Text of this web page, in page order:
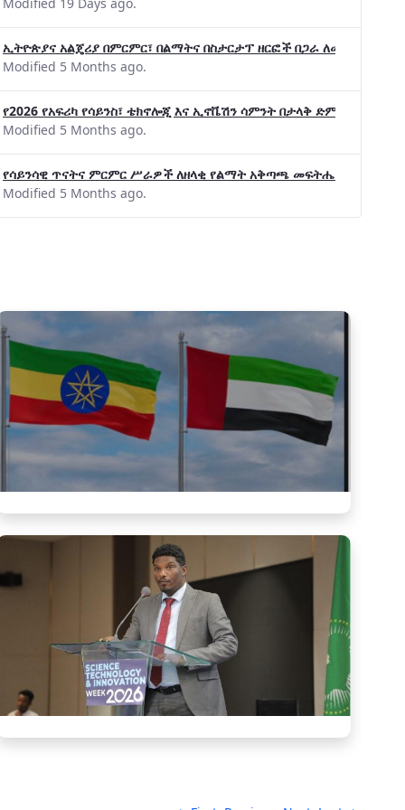
ኢትዮጵያና አልጄሪያ በምርምር፣ በልማትና በስታርታፕ ዘርፎች በጋራ ለመስራት መከሩ፡፡
Modified 5 Months ago.
የ2026 የአፍሪካ የሳይንስ፣ ቴክኖሎጂ እና ኢኖቬሽን ሳምንት በታላቅ ድምቀት
Modified 5 Months ago.
የሳይንሳዊ ጥናትና ምርምር ሥራዎች ለዘላቂ የልማት አቅጣጫ መፍትሔ ጠቋሚ
Modified 5 Months ago.